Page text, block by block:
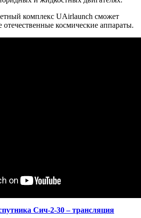
комплекс UAirlaunch сможет
отечественные космические аппараты.
Сич-2-30 – трансляция